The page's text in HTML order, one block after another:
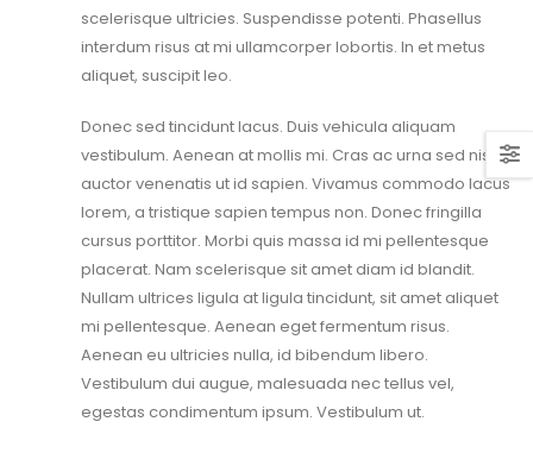
scelerisque ultricies. Suspendisse potenti. Phasellus
interdum risus at mi ullamcorper lobortis. In et metus
aliquet, suscipit leo.
Donec sed tincidunt lacus. Duis vehicula aliquam
vestibulum. Aenean at mollis mi. Cras ac urna sed nisi
auctor venenatis ut id sapien. Vivamus commodo lacus
lorem, a tristique sapien tempus non. Donec fringilla
cursus porttitor. Morbi quis massa id mi pellentesque
placerat. Nam scelerisque sit amet diam id blandit.
Nullam ultrices ligula at ligula tincidunt, sit amet aliquet
mi pellentesque. Aenean eget fermentum risus.
Aenean eu ultricies nulla, id bibendum libero.
Vestibulum dui augue, malesuada nec tellus vel,
egestas condimentum ipsum. Vestibulum ut.